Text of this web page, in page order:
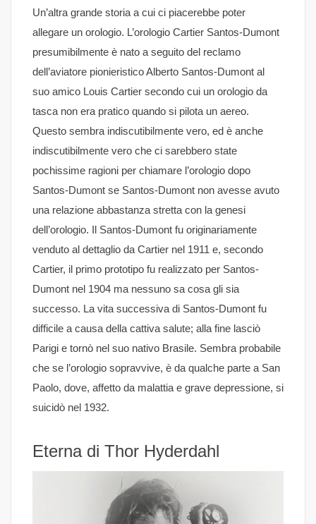
Un’altra grande storia a cui ci piacerebbe poter
allegare un orologio. L’orologio Cartier Santos-Dumont
presumibilmente è nato a seguito del reclamo
dell’aviatore pionieristico Alberto Santos-Dumont al
suo amico Louis Cartier secondo cui un orologio da
tasca non era pratico quando si pilota un aereo.
Questo sembra indiscutibilmente vero, ed è anche
indiscutibilmente vero che ci sarebbero state
pochissime ragioni per chiamare l’orologio dopo
Santos-Dumont se Santos-Dumont non avesse avuto
una relazione abbastanza stretta con la genesi
dell’orologio. Il Santos-Dumont fu originariamente
venduto al dettaglio da Cartier nel 1911 e, secondo
Cartier, il primo prototipo fu realizzato per Santos-
Dumont nel 1904 ma nessuno sa cosa gli sia
successo. La vita successiva di Santos-Dumont fu
difficile a causa della cattiva salute; alla fine lasciò
Parigi e tornò nel suo nativo Brasile. Sembra probabile
che se l’orologio sopravvive, è da qualche parte a San
Paolo, dove, affetto da malattia e grave depressione, si
suicidò nel 1932.
Eterna di Thor Hyderdahl